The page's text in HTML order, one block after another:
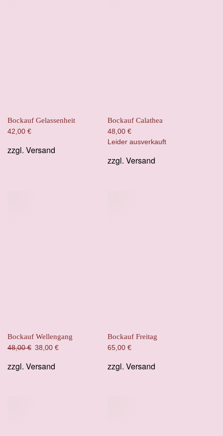
Bockauf Gelassenheit
42,00 €
zzgl. Versand
Bockauf Calathea
48,00 €
Leider ausverkauft
zzgl. Versand
Bockauf Wellengang
48,00€ Ursprünglicher
war:
38,00 €
zzgl. Versand
Bockauf Freitag
65,00 €
zzgl. Versand